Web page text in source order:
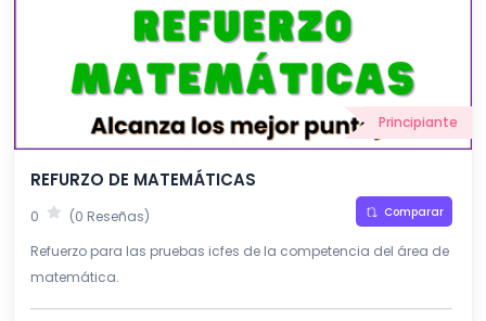
Principiante
REFURZO DE MATEMÁTICAS
0 (0 Reseñas) Comparar
Refuerzo para las pruebas icfes de la competencia del área de
matemática.